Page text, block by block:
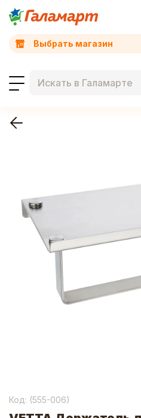
Выбрать магазин
Код: (555-006)